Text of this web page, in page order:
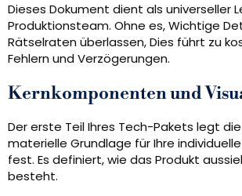
Dieses Dokument dient als universeller
Produktionsteam. Ohne es, Wichtige
Rätselraten überlassen, Dies führt zu
Fehlern und Verzögerungen.
Kernkomponenten und
Der erste Teil Ihres Tech-Pakets legt
materielle Grundlage für Ihre
fest. Es definiert, wie das Produkt
besteht.